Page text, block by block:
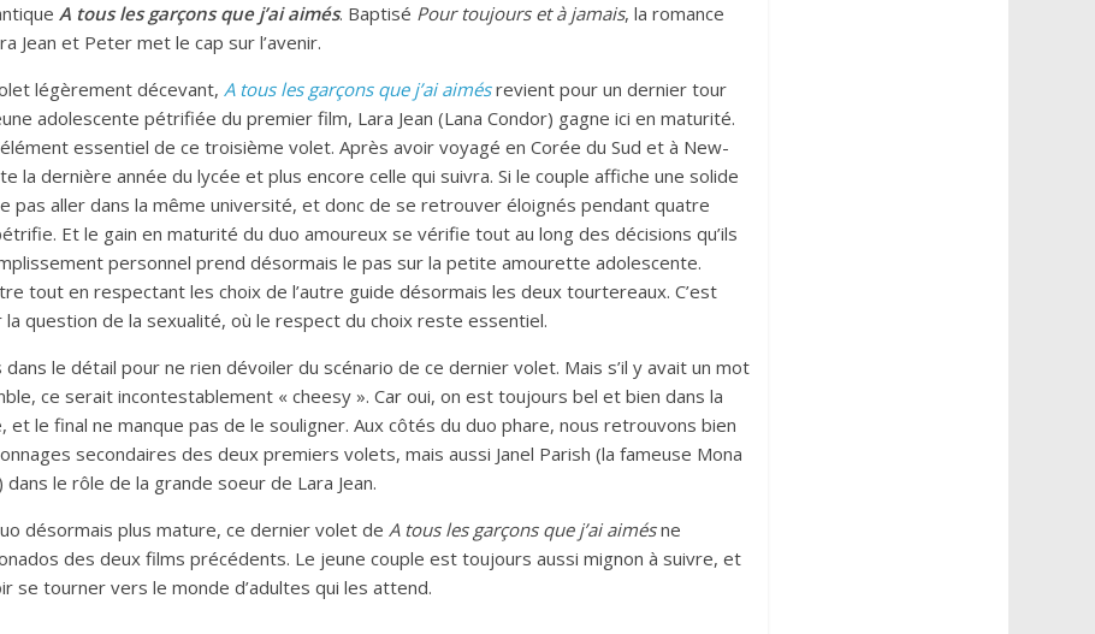
A tous les garçons que j’ai aimés. Baptisé Pour toujours et à jamais, la romance
Jean et Peter met le cap sur l’avenir.
légèrement décevant, A tous les garçons que j’ai aimésrevient pour un dernier tour
adolescente pétrifiée du premier film, Lara Jean (Lana Condor) gagne ici en maturité.
essentiel de ce troisième volet. Après avoir voyagé en Corée du Sud et à New-
la dernière année du lycée et plus encore celle qui suivra. Si le couple affiche une solide
pas aller dans la même université, et donc de se retrouver éloignés pendant quatre
Et le gain en maturité du duo amoureux se vérifie tout au long des décisions qu’ils
personnel prend désormais le pas sur la petite amourette adolescente.
tout en respectant les choix de l’autre guide désormais les deux tourtereaux. C’est
question de la sexualité, où le respect du choix reste essentiel.
dans le détail pour ne rien dévoiler du scénario de ce dernier volet. Mais s’il y avait un mot
ce serait incontestablement « cheesy ». Car oui, on est toujours bel et bien dans la
et le final ne manque pas de le souligner. Aux côtés du duo phare, nous retrouvons bien
secondaires des deux premiers volets, mais aussi Janel Parish (la fameuse Mona
dans le rôle de la grande soeur de Lara Jean.
désormais plus mature, ce dernier volet de A tous les garçons que j’ai aimésne
des deux films précédents. Le jeune couple est toujours aussi mignon à suivre, et
se tourner vers le monde d’adultes qui les attend.